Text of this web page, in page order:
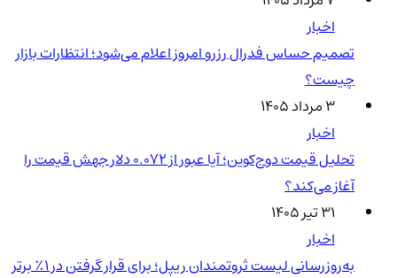
اخبار
تصمیم حساس فدرال رزرو امروز اعلام می‌شود؛ انتظارات بازار
چیست؟
۳ مرداد ۱۴۰۵
اخبار
تحلیل قیمت دوج‌کوین؛ آیا عبور از ۰.۰۷۲ دلار جهش قیمت را
آغاز می‌کند؟
۳۱ تیر ۱۴۰۵
اخبار
به‌روزرسانی لیست ثروتمندان ریپل؛ برای قرار گرفتن در ۱٪ برتر